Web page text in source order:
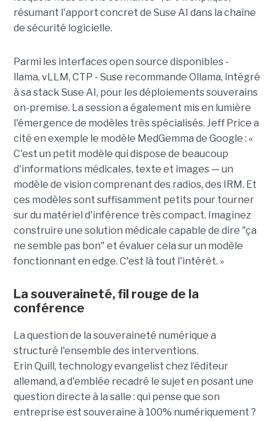
résumant l'apport concret de Suse AI dans la chaîne
de sécurité logicielle.
Parmi les interfaces open source disponibles -
llama, vLLM, CTP - Suse recommande Ollama, intégré
à sa stack Suse AI, pour les déploiements souverains
on-premise. La session a également mis en lumière
l'émergence de modèles très spécialisés. Jeff Price a
cité en exemple le modèle MedGemma de Google : «
C'est un petit modèle qui dispose de beaucoup
d'informations médicales, texte et images — un
modèle de vision comprenant des radios, des IRM. Et
ces modèles sont suffisamment petits pour tourner
sur du matériel d'inférence très compact. Imaginez
construire une solution médicale capable de dire "ça
ne semble pas bon" et évaluer cela sur un modèle
fonctionnant en edge. C'est là tout l'intérêt. »
La souveraineté, fil rouge de la
conférence
La question de la souveraineté numérique a
structuré l'ensemble des interventions.
Erin Quill, technology evangelist chez l’éditeur
allemand, a d'emblée recadré le sujet en posant une
question directe à la salle : qui pense que son
entreprise est souveraine à 100% numériquement ?